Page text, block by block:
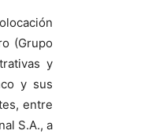
(Grupo
y
y sus
entre
S.A., a